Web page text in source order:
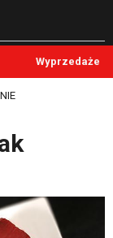
Wyprzedaże